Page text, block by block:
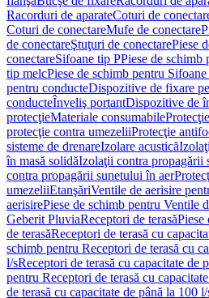
Racorduri de aparateCoturi de
Coturi de conectareMufe de conectare
de conectareŞtuţuri de conectarePiese
conectareSifoane tip PPiese de schimb
tip melcPiese de schimb pentru
pentru conducteDispozitive de fixare
conducteÎnveliş portantDispozitive de
protecţieMateriale consumabile
protecţie contra umezeliiProtecţie
sisteme de drenareIzolare acustică
în masă solidăIzolaţii contra propagării
contra propagării sunetului în aer
umezeliiEtanşăriVentile de aerisire
aerisirePiese de schimb pentru Ventile
Geberit PluviaReceptori de terasăPiese
de terasăReceptori de terasă cu
schimb pentru Receptori de terasă cu
l/sReceptori de terasă cu capacitate de
pentru Receptori de terasă cu
de terasă cu capacitate de până la 100 l/